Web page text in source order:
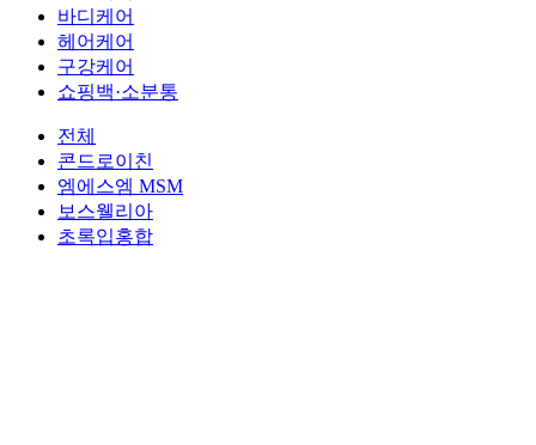
바디케어
헤어케어
구강케어
쇼핑백·소분통
전체
콘드로이친
엠에스엠 MSM
보스웰리아
초록입홍합